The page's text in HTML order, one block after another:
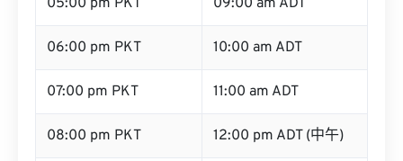
05:00 pm PKT 09:00 am ADT
06:00 pm PKT 10:00 am ADT
07:00 pm PKT 11:00 am ADT
08:00 pm PKT 12:00 pm ADT (中午)